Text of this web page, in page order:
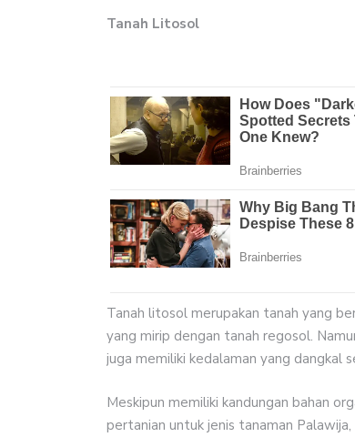
Tanah Litosol
Tanah litosol merupakan tanah yang
yang mirip dengan tanah regosol.
juga memiliki kedalaman yang dangkal
Meskipun memiliki kandungan bahan
pertanian untuk jenis tanaman